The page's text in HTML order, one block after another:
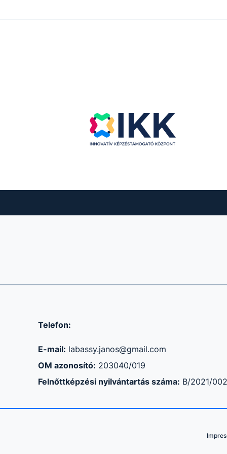
Telefon:
E-mail: labassy.janos@gmail.com
OM azonosító: 203040/019
Felnőttképzési nyilvántartás száma: B/2021/